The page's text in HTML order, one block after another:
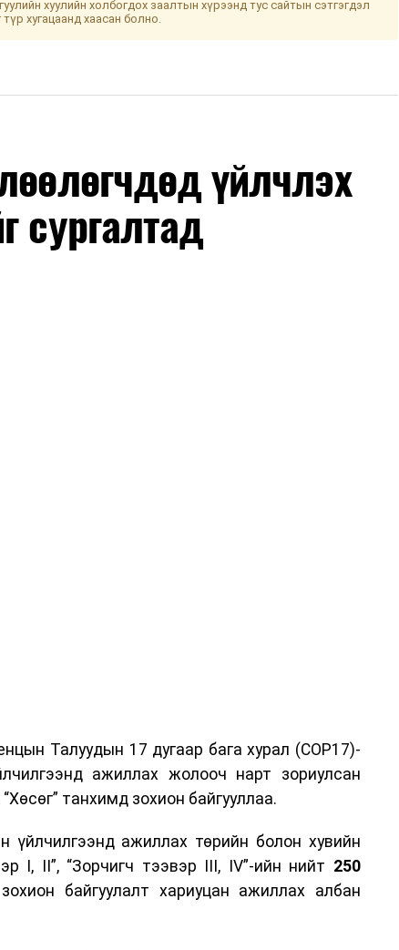
хуулийн холбогдох заалтын хүрээнд тус сайтын сэтгэгдэл
түр хугацаанд хаасан болно.
үйлчлэх
сургалтад
Талуудын 17 дугаар бага хурал (COP17)-
ажиллах жолооч нарт зориулсан
танхимд зохион байгууллаа.
үйлчилгээнд ажиллах төрийн болон хувийн
I, II”, “Зорчигч тээвэр III, IV”-ийн нийт 250
байгуулалт хариуцан ажиллах албан